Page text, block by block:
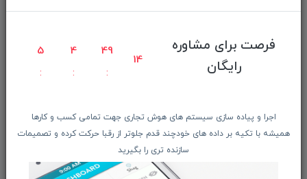
فرصت برای مشاوره
رایگان
5 4 49
13
اجرا و پیاده سازی سیستم های هوش تجاری جهت تمامی کسب و کارها
همیشه با تکیه بر داده های خودچند قدم جلوتر از رقبا حرکت کرده و تصمیمات
سازنده تری را بگیرید
راهنمای ثبت سفارش
معرفـــی همکــاران
درباره ما بیشتر بدانید